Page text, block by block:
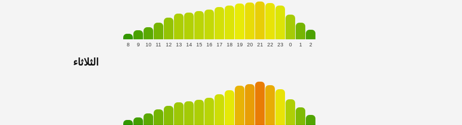
8 9 10 11 12 13 14 15 16 17 18 19 20 21 22 23 0 1 2
الثلاثاء